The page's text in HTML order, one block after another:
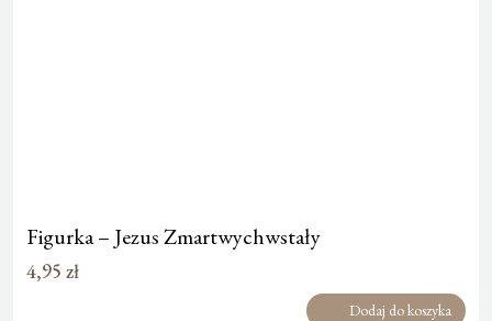
Figurka – Jezus Zmartwychwstały
4,95 zł
Dodaj do koszyka